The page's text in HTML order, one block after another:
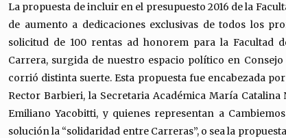
La propuesta de incluir en el presupuesto 2016 de la
de aumento a dedicaciones exclusivas de todos los
solicitud de 100 rentas ad honorem para la Facultad
Carrera, surgida de nuestro espacio político en
corrió distinta suerte. Esta propuesta fue encabezada
Rector Barbieri, la Secretaria Académica María
Emiliano Yacobitti, y quienes representan a
solución la “solidaridad entre Carreras”, o sea la